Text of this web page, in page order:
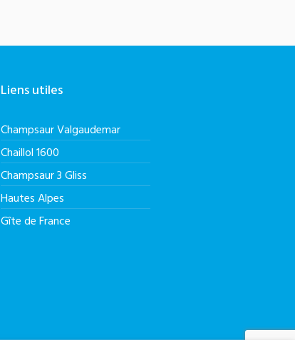
Liens utiles
Champsaur Valgaudemar
Chaillol 1600
Champsaur 3 Gliss
Hautes Alpes
Gîte de France